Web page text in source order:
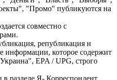
"Промо" публикуются на
совместно с
републикация и
информации, которое содержит
EPA / UPG, строго
разделе Я- Корреспондент